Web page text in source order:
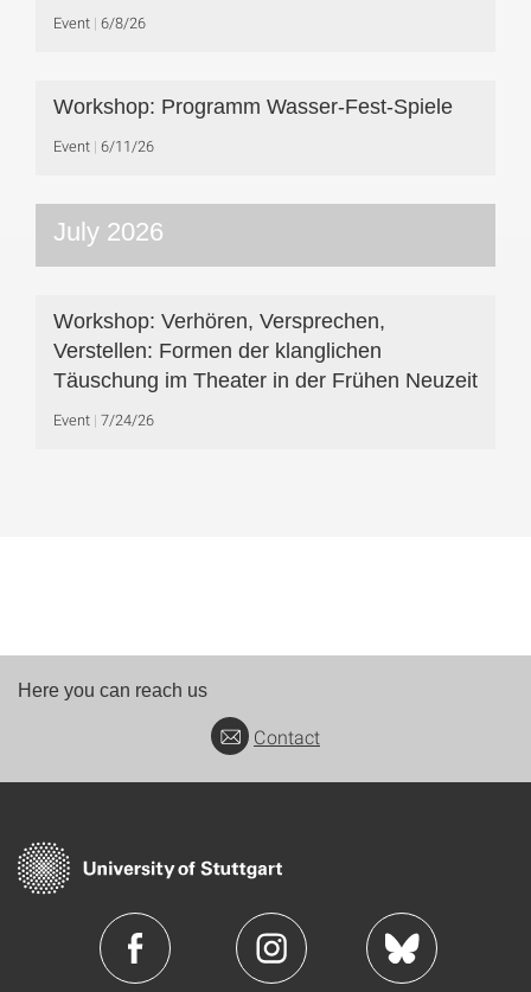
Event 6/8/26
Workshop: Programm Wasser-Fest-Spiele
Event 6/11/26
July 2026
Workshop: Verhören, Versprechen,
Verstellen: Formen der klanglichen
Täuschung im Theater in der Frühen Neuzeit
Event 7/24/26
Here you can reach us
Contact